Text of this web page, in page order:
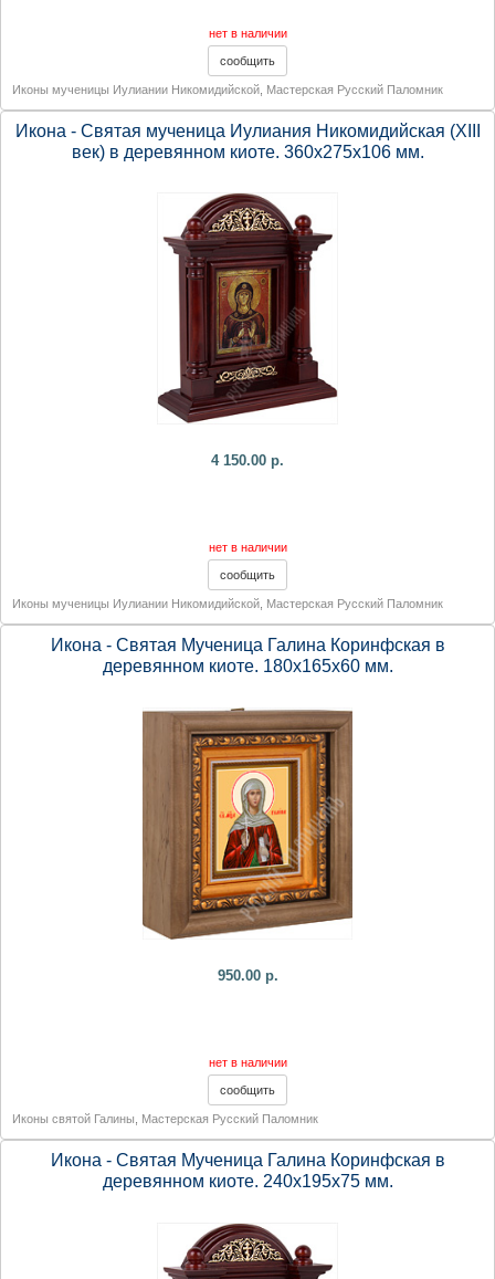
нет в наличии
Иконы мученицы Иулиании Никомидийской Мастерская Русский Паломник
Икона - Святая мученица Иулиания Никомидийская (XIII
век) в деревянном киоте. 360х275х106 мм.
4 150.00 р.
нет в наличии
Иконы мученицы Иулиании Никомидийской Мастерская Русский Паломник
Икона - Святая Мученица Галина Коринфская в
деревянном киоте. 180х165х60 мм.
950.00 р.
нет в наличии
Иконы святой Галины Мастерская Русский Паломник
Икона - Святая Мученица Галина Коринфская в
деревянном киоте. 240х195х75 мм.